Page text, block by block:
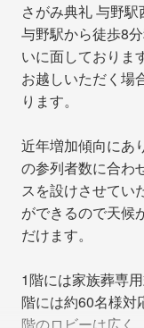
さがみ典礼 与野
与野駅から徒歩8
いに面しておりま
お越しいただく場
ります。
近年増加傾向にあ
の参列者数に合わ
スを設けさせてい
ができるので天候
だけます。
1階には家族葬専
階には約60名様対